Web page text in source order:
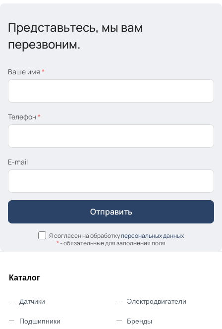
Представьтесь, мы вам
перезвоним.
Ваше имя *
Телефон*
E-mail
Я согласен на обработкуперсональных данных
*- обязательные для заполнения поля
Каталог
Датчики
Подшипники
Электродвигатели
Бренды